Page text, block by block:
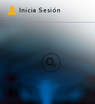
Inicia Sesión